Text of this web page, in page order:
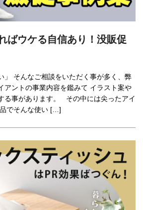
ばウケる自信あり！没販促
」 そんなご相談をいただく事が多く、弊
アントの事業内容を鑑みて イラスト案や
る事があります。 その中には尖ったアイ
でそんな使い […]